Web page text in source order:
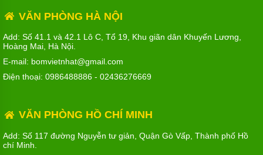
VĂN PHÒNG HÀ NỘI
Add: Số 41.1 và 42.1 Lô C, Tổ 19, Khu giãn dân Khuyến Lương,
Hoàng Mai, Hà Nội.
E-mail: bomvietnhat@gmail.com
Điện thoại: 0986488886 - 02436276669
VĂN PHÒNG HỒ CHÍ MINH
Add: Số 117 đường Nguyễn tư giản, Quận Gò Vấp, Thành phố Hồ
chí Minh.